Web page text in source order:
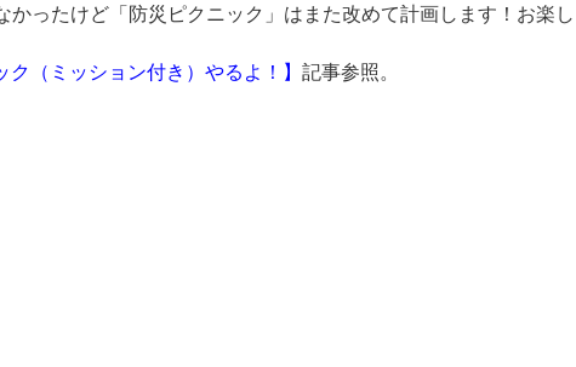
ったけど「防災ピクニック」はまた改めて計画します！お楽し
ク（ミッション付き）やるよ！】 記事参照。